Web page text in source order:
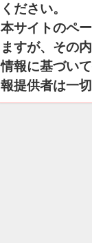
ください。
本サイトのペ
ますが、その
情報に基づい
報提供者は一